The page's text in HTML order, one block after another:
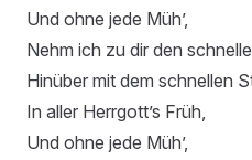
Und ohne jede Müh’,
Nehm ich zu dir den
Hinüber mit dem schnellen
In aller Herrgott’s Früh,
Und ohne jede Müh’,